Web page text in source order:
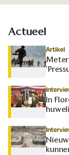
Actueel
Artikel
In